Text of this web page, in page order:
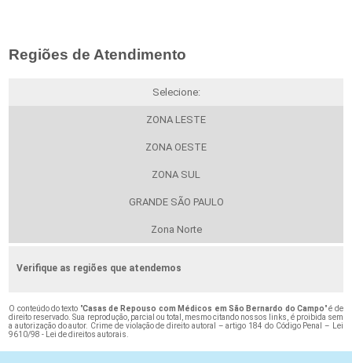
Regiões de Atendimento
Selecione:
ZONA LESTE
ZONA OESTE
ZONA SUL
GRANDE SÃO PAULO
Zona Norte
Verifique as regiões que atendemos
O conteúdo do texto "Casas de Repouso com Médicos em São Bernardo do Campo" é de
direito reservado. Sua reprodução, parcial ou total, mesmo citando nossos links, é proibida sem
a autorização do autor. Crime de violação de direito autoral – artigo 184 do Código Penal –
Lei
9610/98 - Lei de direitos autorais